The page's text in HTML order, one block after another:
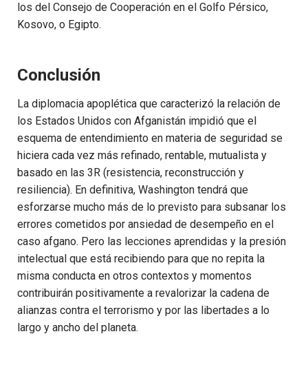
los del Consejo de Cooperación en el Golfo Pérsico,
Kosovo, o Egipto.
Conclusión
La diplomacia apoplética que caracterizó la relación de
los Estados Unidos con Afganistán impidió que el
esquema de entendimiento en materia de seguridad se
hiciera cada vez más refinado, rentable, mutualista y
basado en las 3R (resistencia, reconstrucción y
resiliencia). En definitiva, Washington tendrá que
esforzarse mucho más de lo previsto para subsanar los
errores cometidos por ansiedad de desempeño en el
caso afgano. Pero las lecciones aprendidas y la presión
intelectual que está recibiendo para que no repita la
misma conducta en otros contextos y momentos
contribuirán positivamente a revalorizar la cadena de
alianzas contra el terrorismo y por las libertades a lo
largo y ancho del planeta.